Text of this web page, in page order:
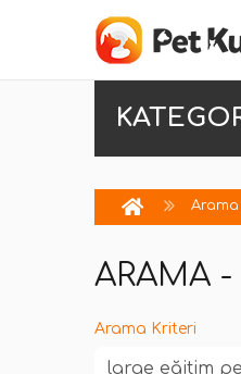
Arama
ARAMA -
Arama Kriteri